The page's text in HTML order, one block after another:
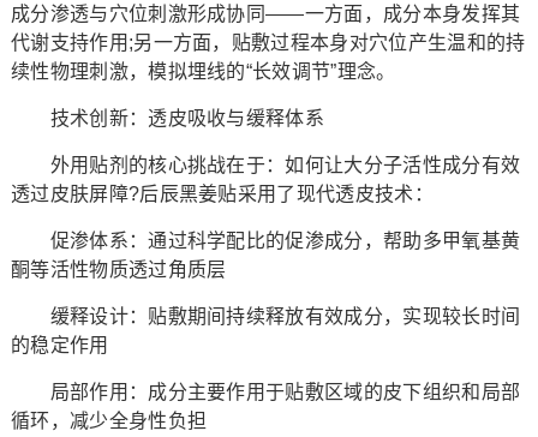
成分渗透与穴位刺激形成协同——一方面，成分本身发挥其
代谢支持作用;另一方面，贴敷过程本身对穴位产生温和的持
续性物理刺激，模拟埋线的“长效调节”理念。
技术创新：透皮吸收与缓释体系
外用贴剂的核心挑战在于：如何让大分子活性成分有效
透过皮肤屏障?后辰黑姜贴采用了现代透皮技术：
促渗体系：通过科学配比的促渗成分，帮助多甲氧基黄
酮等活性物质透过角质层
缓释设计：贴敷期间持续释放有效成分，实现较长时间
的稳定作用
局部作用：成分主要作用于贴敷区域的皮下组织和局部
循环，减少全身性负担